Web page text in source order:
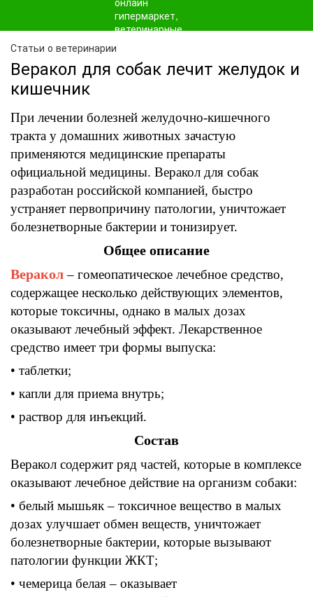
Статьи о ветеринарии
Веракол для собак лечит желудок и
кишечник
При лечении болезней желудочно-кишечного
тракта у домашних животных зачастую
применяются медицинские препараты
официальной медицины. Веракол для собак
разработан российской компанией, быстро
устраняет первопричину патологии, уничтожает
болезнетворные бактерии и тонизирует.
Общее описание
Веракол– гомеопатическое лечебное средство,
содержащее несколько действующих элементов,
которые токсичны, однако в малых дозах
оказывают лечебный эффект. Лекарственное
средство имеет три формы выпуска:
• таблетки;
• капли для приема внутрь;
• раствор для инъекций.
Состав
Веракол содержит ряд частей, которые в комплексе
оказывают лечебное действие на организм собаки:
• белый мышьяк– токсичное вещество в малых
дозах улучшает обмен веществ, уничтожает
болезнетворные бактерии, которые вызывают
патологии функции ЖКТ;
• чемерица белая– оказывает